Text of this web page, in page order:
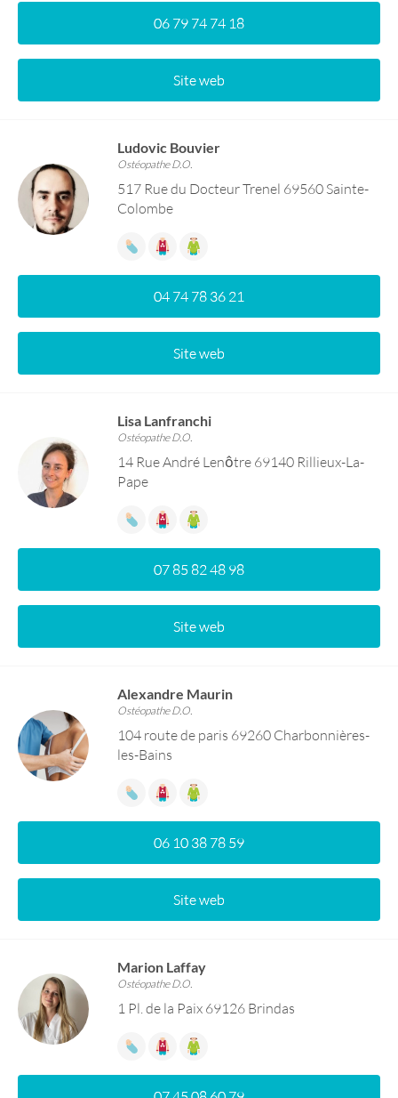
06 79 74 74 18
Site web
Ludovic Bouvier
Ostéopathe D.O.
517 Rue du Docteur Trenel 69560 Sainte-
Colombe
04 74 78 36 21
Site web
Lisa Lanfranchi
Ostéopathe D.O.
14 Rue André Lenôtre 69140 Rillieux-La-
Pape
07 85 82 48 98
Site web
Alexandre Maurin
Ostéopathe D.O.
104 route de paris 69260 Charbonnières-
les-Bains
06 10 38 78 59
Site web
Marion Laffay
Ostéopathe D.O.
1 Pl. de la Paix 69126 Brindas